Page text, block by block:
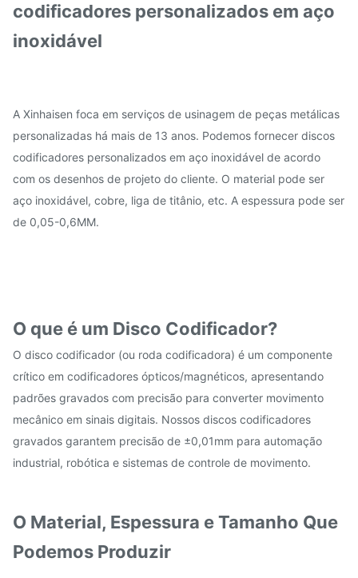
codificadores personalizados em aço
inoxidável
A Xinhaisen foca em serviços de usinagem de peças metálicas
personalizadas há mais de 13 anos. Podemos fornecer discos
codificadores personalizados em aço inoxidável de acordo
com os desenhos de projeto do cliente. O material pode ser
aço inoxidável, cobre, liga de titânio, etc. A espessura pode ser
de 0,05-0,6MM.
O que é um Disco Codificador?
O disco codificador (ou roda codificadora) é um componente
crítico em codificadores ópticos/magnéticos, apresentando
padrões gravados com precisão para converter movimento
mecânico em sinais digitais. Nossos discos codificadores
gravados garantem precisão de ±0,01mm para automação
industrial, robótica e sistemas de controle de movimento.
O Material, Espessura e Tamanho Que
Podemos Produzir